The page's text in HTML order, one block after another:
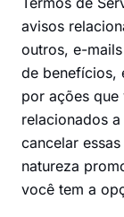
avisos
outros, e-
de benefícios,
por ações que
relacionados
cancelar
natureza
você tem a